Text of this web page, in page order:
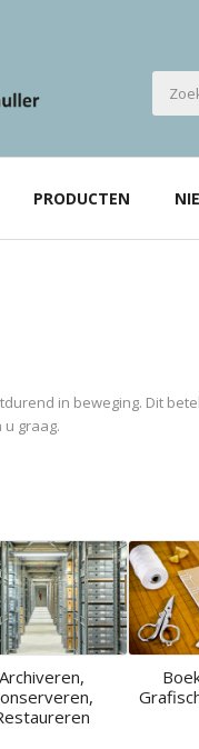
PRODUCTEN
in beweging. Dit
graag.
Archiveren,